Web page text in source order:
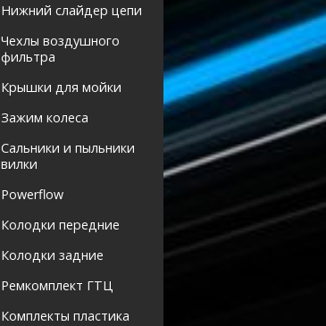
Нижний слайдер цепи
Чехлы воздушного
фильтра
Крышки для мойки
Зажим колеса
Сальники и пыльники
вилки
Powerflow
Колодки передние
Колодки задние
Ремкомплект ГТЦ
Комплекты пластика